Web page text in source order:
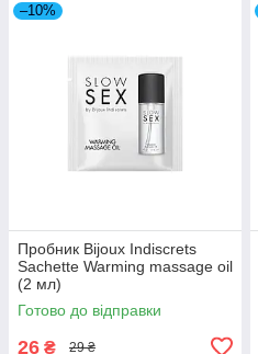
–10%
Пробник Bijoux Indiscrets
Sachette Warming massage oil
(2 мл)
Готово до відправки
26 ₴ 29 ₴